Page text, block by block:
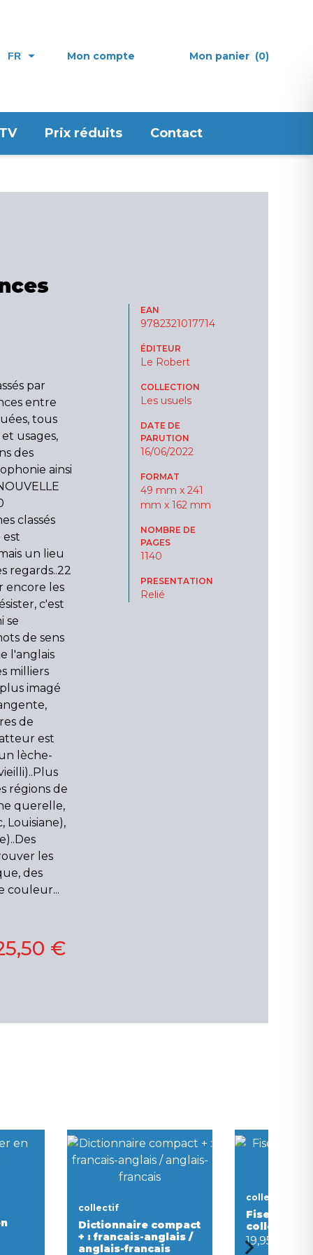
FR Mon compte Mon panier (0)
Prix réduits Contact
par
entre
tous
usages,
des
ainsi
classés
est
un lieu
regards..22
encore les
c'est
se
de sens
l'anglais
milliers
imagé
de
est
lèche-
régions de
querelle,
Louisiane),
les
des
couleur...
EAN
9782321017714
ÉDITEUR
Le Robert
COLLECTION
Les usuels
DATE DE
PARUTION
16/06/2022
FORMAT
49 mm x 241
mm x 162 mm
NOMBRE DE
PAGES
1140
PRESENTATION
Relié
€
collectif
Dictionnaire compact
+ : francais-anglais /
anglais-francais
collectif
Fise,
collector
19,95 €